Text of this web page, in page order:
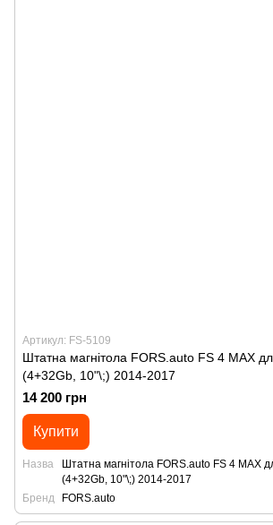
Артикул: FS-5109
Штатна магнітола FORS.auto FS 4 MAX
(4+32Gb, 10"\;) 2014-2017
14 200 грн
Купити
Назва
Штатна магнітола FORS.auto FS 4 MAX
(4+32Gb, 10"\;) 2014-2017
Бренд
FORS.auto